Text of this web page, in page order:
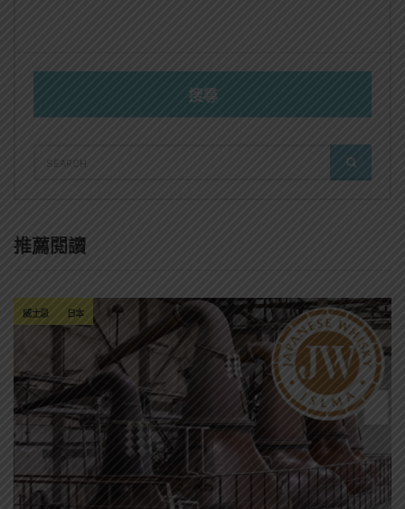
搜尋
FOR:
SEARCH
推薦閱讀
威士忌 日本